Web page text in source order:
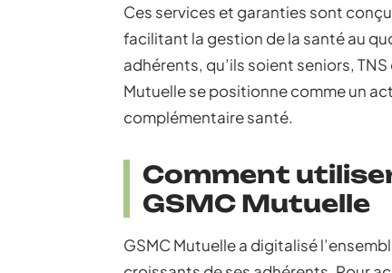
Ces services et garanties sont
facilitant la gestion de la santé au
adhérents, qu’ils soient seniors,
Mutuelle se positionne comme un
complémentaire santé.
Comment
GSMC Mutuelle
GSMC Mutuelle a digitalisé